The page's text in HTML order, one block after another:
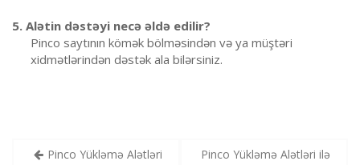
5. Alətin dəstəyi necə əldə edilir?
Pinco saytının kömək bölməsindən və ya müştəri
xidmətlərindən dəstək ala bilərsiniz.
Indlægsnavigation
Pinco Yükləmə Alətləri
Pinco Yükləmə Alətləri ilə